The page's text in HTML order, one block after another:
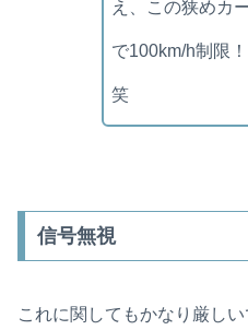
え、この狭めカ
で100km/h制限
笑
信号無視
これに関してもかなり厳し